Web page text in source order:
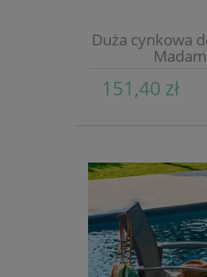
Duża cynkowa
151,40 zł